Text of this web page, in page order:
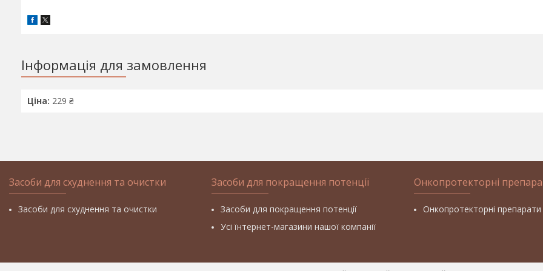
Інформація для замовлення
Ціна: 229 ₴
Засоби для схуднення та очистки
Засоби для схуднення та очистки
Засоби для покращення потенції
Засоби для покращення потенції
Усі їнтернет-магазини нашої компанії
Онкопротекторні
Онкопротекторні препарати